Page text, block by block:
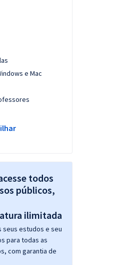
e Mac
todos
públicos,
estudos e seu
para todas as
com garantia de